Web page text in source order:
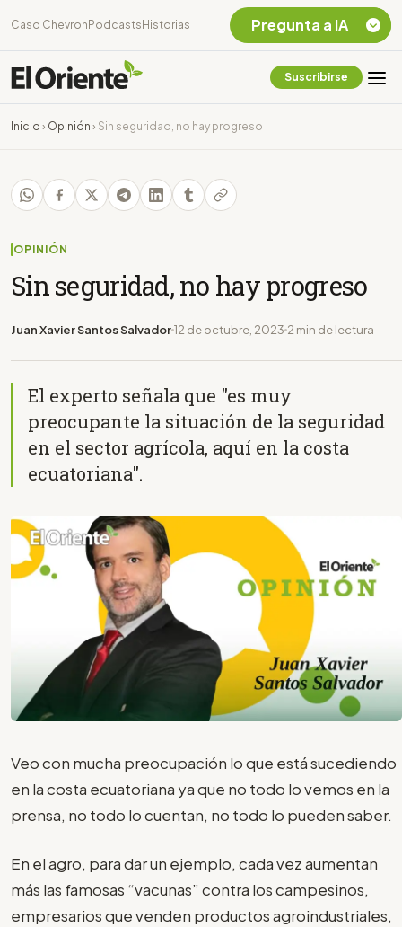
Caso Chevron Podcasts Historias
Suscribirse
Inicio › Opinión › Sin seguridad, no hay progreso
OPINIÓN
Sin seguridad, no hay progreso
Juan Xavier Santos Salvador12 de octubre, 2023 2 min de lectura
El experto señala que "es muy
preocupante la situación de la seguridad
en el sector agrícola, aquí en la costa
ecuatoriana".
Veo con mucha preocupación lo que está sucediendo
en la costa ecuatoriana ya que no todo lo vemos en la
prensa, no todo lo cuentan, no todo lo pueden saber.
En el agro, para dar un ejemplo, cada vez aumentan
más las famosas “vacunas” contra los campesinos,
empresarios que venden productos agroindustriales,
Pregunta a IA